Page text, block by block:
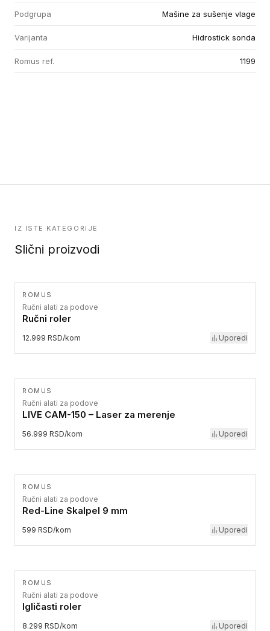
Podgrupa Mašine za sušenje vlage
Varijanta Hidrostick sonda
Romus ref. 1199
IZ ISTE KATEGORIJE
Slični proizvodi
ROMUS
Ručni alati za podove
Ručni roler
12.999 RSD/kom Uporedi
ROMUS
Ručni alati za podove
LIVE CAM-150 – Laser za merenje
56.999 RSD/kom Uporedi
ROMUS
Ručni alati za podove
Red-Line Skalpel 9 mm
599 RSD/kom Uporedi
ROMUS
Ručni alati za podove
Igličasti roler
8.299 RSD/kom Uporedi